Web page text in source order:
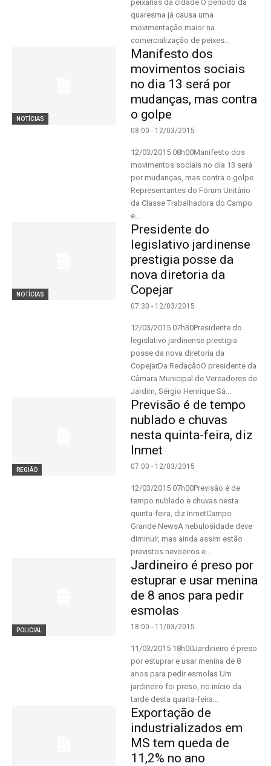
peixarias da cidade O período da
quaresma já causa uma
movimentação maior na
comercialização de peixes...
NOTÍCIAS
Manifesto dos
movimentos sociais
no dia 13 será por
mudanças, mas contra
o golpe
08:00 - 12/03/2015
12/03/2015 08h00Manifesto dos
movimentos sociais no dia 13 será
por mudanças, mas contra o golpe
Representantes do Fórum Unitário
da Classe Trabalhadora do Campo
e...
NOTÍCIAS
Presidente do
legislativo jardinense
prestigia posse da
nova diretoria da
Copejar
07:30 - 12/03/2015
12/03/2015 07h30Presidente do
legislativo jardinense prestigia
posse da nova diretoria da
CopejarDa RedaçãoO presidente da
Câmara Municipal de Vereadores de
Jardim, Sérgio Henrique Sá...
REGIÃO
Previsão é de tempo
nublado e chuvas
nesta quinta-feira, diz
Inmet
07:00 - 12/03/2015
12/03/2015 07h00Previsão é de
tempo nublado e chuvas nesta
quinta-feira, diz InmetCampo
Grande NewsA nebulosidade deve
diminuir, mas ainda assim estão
previstos nevoeiros e...
POLICIAL
Jardineiro é preso por
estuprar e usar menina
de 8 anos para pedir
esmolas
18:00 - 11/03/2015
11/03/2015 18h00Jardineiro é preso
por estuprar e usar menina de 8
anos para pedir esmolas Um
jardineiro foi preso, no início da
tarde desta quarta-feira...
Exportação de
industrializados em
MS tem queda de
11,2% no ano